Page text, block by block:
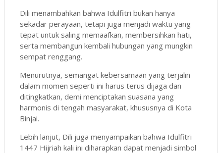
Dili menambahkan bahwa Idulfitri bukan hanya
sekadar perayaan, tetapi juga menjadi waktu yang
tepat untuk saling memaafkan, membersihkan hati,
serta membangun kembali hubungan yang mungkin
sempat renggang.
Menurutnya, semangat kebersamaan yang terjalin
dalam momen seperti ini harus terus dijaga dan
ditingkatkan, demi menciptakan suasana yang
harmonis di tengah masyarakat, khususnya di Kota
Binjai.
Lebih lanjut, Dili juga menyampaikan bahwa Idulfitri
1447 Hijriah kali ini diharapkan dapat menjadi simbol